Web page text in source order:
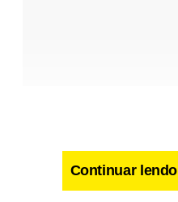
Continuar lendo